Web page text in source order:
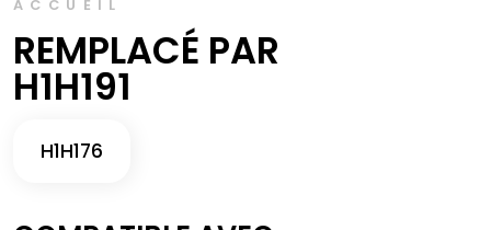
ACCUEIL
REMPLACÉ PAR
H1H191
H1H176